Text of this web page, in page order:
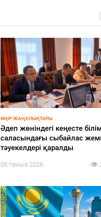
ӨҢІР ЖАҢАЛЫҚТАРЫ
Әдеп жөніндегі кеңесте
саласындағы сыбайлас
тәуекелдері қаралды
06 тамыз 2026